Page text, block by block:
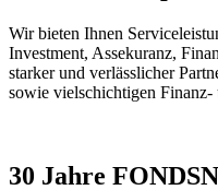
Wir bieten Ihnen
Investment, Assekuranz,
starker und verlässlicher
sowie vielschichtigen
30 Jahre